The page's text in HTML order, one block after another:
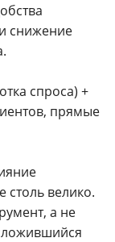
снижение
спроса) +
прямые
столь велико.
а не